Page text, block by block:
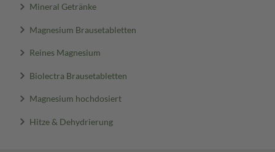
Mineral Getränke
Magnesium Brausetabletten
Reines Magnesium
Biolectra Brausetabletten
Magnesium hochdosiert
Hitze & Dehydrierung